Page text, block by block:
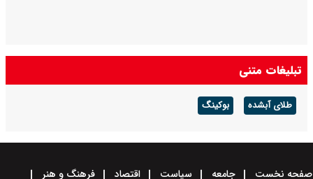
تبلیغات متنی
طلای آبشده بوکینگ
صفحه نخست جامعه سیاست اقتصاد فرهنگ و هنر